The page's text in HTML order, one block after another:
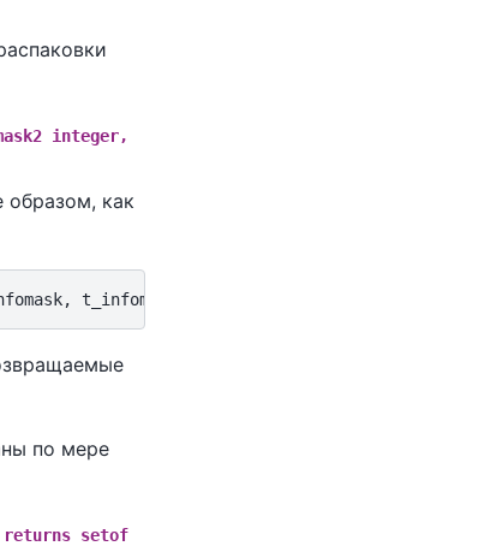
integer,
образом, как
по мере
returns setof